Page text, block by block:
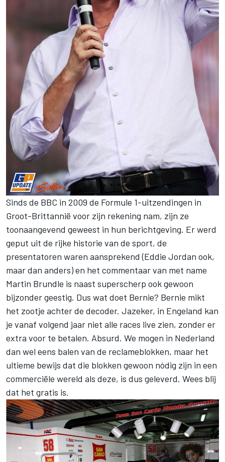
Sinds de BBC in 2009 de Formule 1-uitzendingen in
Groot-Brittannië voor zijn rekening nam, zijn ze
toonaangevend geweest in hun berichtgeving. Er werd
geput uit de rijke historie van de sport, de
presentatoren waren aansprekend (Eddie Jordan ook,
maar dan anders) en het commentaar van met name
Martin Brundle is naast superscherp ook gewoon
bijzonder geestig. Dus wat doet Bernie? Bernie mikt
het zootje achter de decoder. Jazeker, in Engeland kan
je vanaf volgend jaar niet alle races live zien, zonder er
extra voor te betalen. Absurd. We mogen in Nederland
dan wel eens balen van de reclameblokken, maar het
ultieme bewijs dat die blokken gewoon nódig zijn in een
commerciële wereld als deze, is dus geleverd. Wees blij
dat het gratis is.